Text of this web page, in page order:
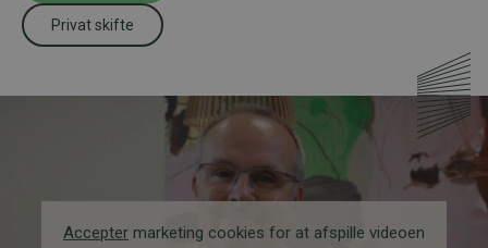
Privat skifte
Accepter marketing cookies for at afspille videoen